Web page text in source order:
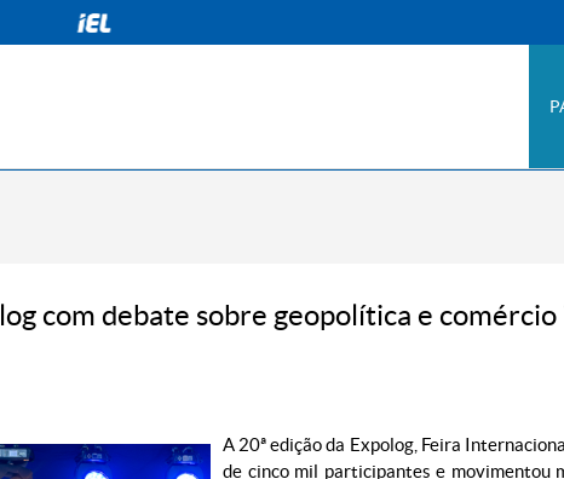
com debate sobre geopolítica e
A 20ª edição da Expolog, Feira
de cinco mil participantes e movimentou